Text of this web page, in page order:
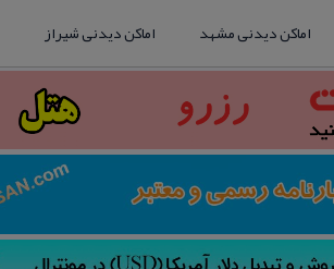
اماکن دیدنی مشهد اماکن دیدنی شیراز